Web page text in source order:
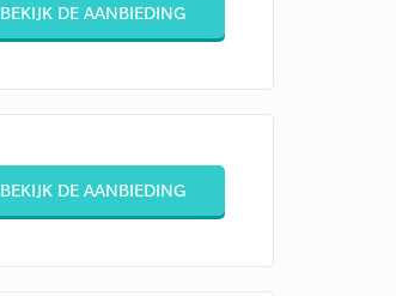
BEKIJK DE AANBIEDING
BEKIJK DE AANBIEDING